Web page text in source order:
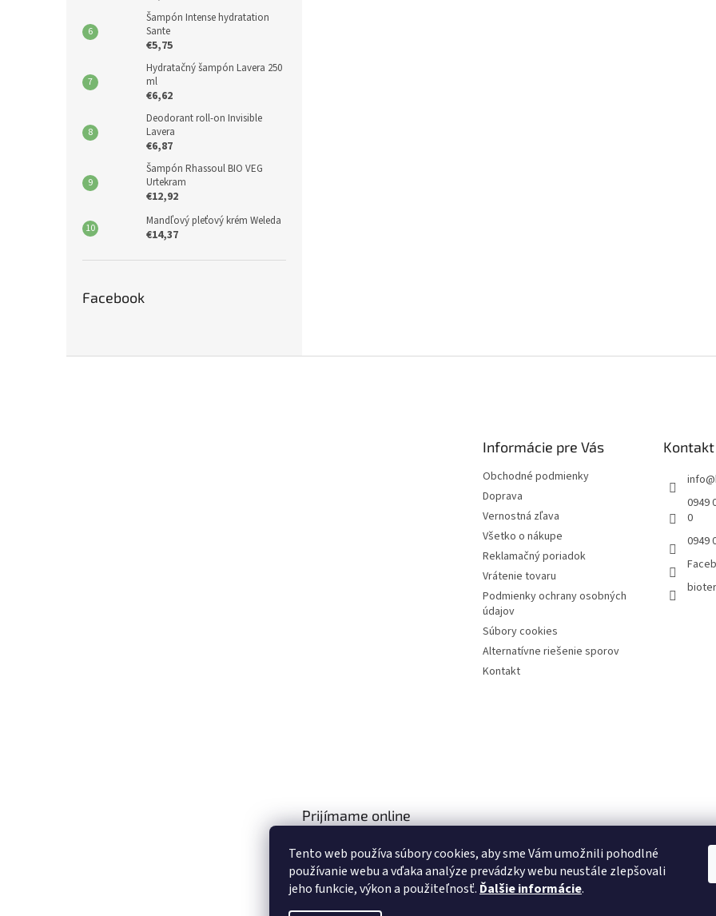
Tento web používa súbory cookies, aby sme Vám umožnili pohodlné
používanie webu a vďaka analýze prevádzky webu neustále zlepšovali
jeho funkcie, výkon a použiteľnosť. Ďalšie informácie.
Šampón Intense hydratation
Sante
€5,75
Hydratačný šampón Lavera 250
ml
€6,62
Deodorant roll-on Invisible
Lavera
€6,87
Šampón Rhassoul BIO VEG
Urtekram
€12,92
Mandľový pleťový krém Weleda
€14,37
Facebook
Informácie pre Vás
Obchodné podmienky
Doprava
Vernostná zľava
Všetko o nákupe
Reklamačný poriadok
Vrátenie tovaru
Podmienky ochrany osobných
údajov
Súbory cookies
Alternatívne riešenie sporov
Kontakt
Kontakt
info@
0949
0
0949
Prijímame online
platby